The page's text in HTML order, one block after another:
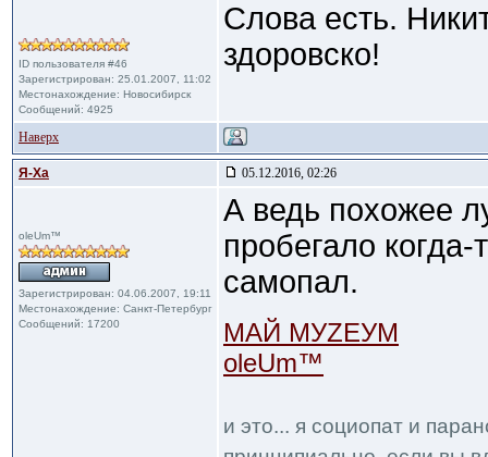
ID пользователя #46
Зарегистрирован: 25.01.2007, 11:02
Местонахождение: Новосибирск
Сообщений: 4925
Слова есть.
здоровско!
Наверх
Я-Ха 05.12.2016, 02:26
oleUm™
Зарегистрирован: 04.06.2007, 19:11
Местонахождение: Санкт-Петербург
Сообщений: 17200
А ведь похожее
пробегало
самопал.
МАЙ МУZЕУМ
oleUm™
и это... я социопат и